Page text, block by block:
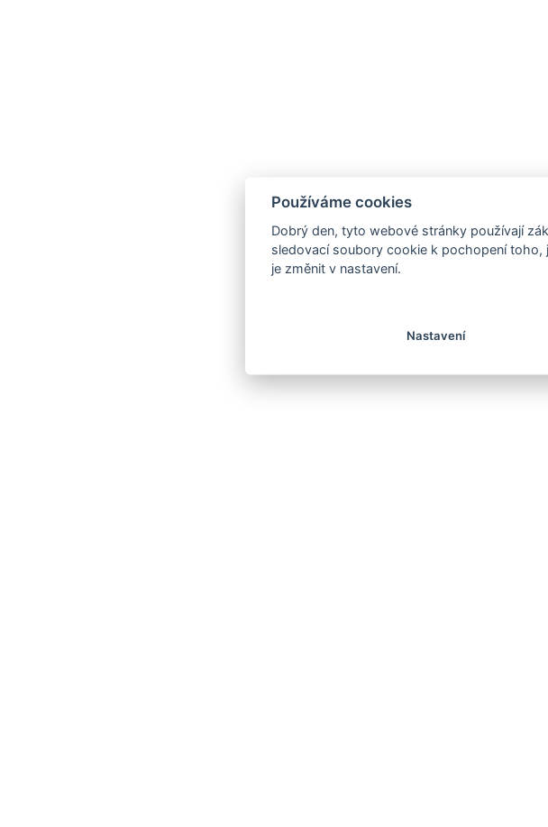
Používáme cookies
Dobrý den, tyto webové stránky používají
sledovací soubory cookie k pochopení toho,
je změnit v nastavení.
Nastavení